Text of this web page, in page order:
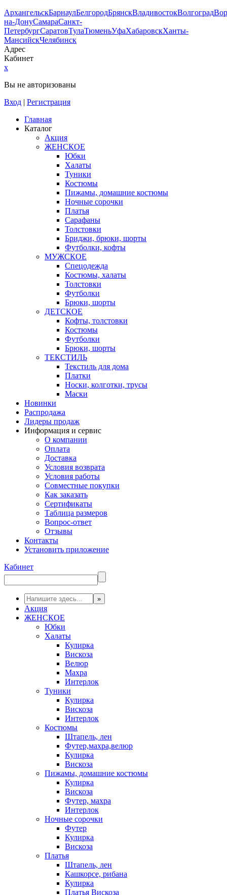
АрхангельскБарнаулБелгородБрянскВладивостокВолгоград
на-ДонуСамараСанкт-
ПетербургСаратовТулаТюменьУфаХабаровскХанты-
МансийскЧелябинск
Адрес
Кабинет
x
Вы не авторизованы
Вход | Регистрация
Главная
Каталог
Акция
ЖЕНСКОЕ
Юбки
Халаты
Туники
Костюмы
Пижамы, домашние костюмы
Ночные сорочки
Платья
Сарафаны
Толстовки
Бриджи, брюки, шорты
Футболки, кофты
МУЖСКОЕ
Спецодежда
Костюмы, халаты
Толстовки
Футболки
Брюки, шорты
ДЕТСКОЕ
Кофты, толстовки
Костюмы
Футболки
Брюки, шорты
ТЕКСТИЛЬ
Текстиль для дома
Платки
Носки, колготки, трусы
Маски
Новинки
Распродажа
Лидеры продаж
Информация и сервис
О компании
Оплата
Доставка
Условия возврата
Условия работы
Совместные покупки
Как заказать
Сертификаты
Таблица размеров
Вопрос-ответ
Отзывы
Контакты
Установить приложение
Кабинет
Акция
ЖЕНСКОЕ
Юбки
Халаты
Кулирка
Вискоза
Велюр
Махра
Интерлок
Туники
Кулирка
Вискоза
Интерлок
Костюмы
Штапель, лен
Футер,махра,велюр
Кулирка
Вискоза
Пижамы, домашние костюмы
Кулирка
Вискоза
Футер, махра
Интерлок
Ночные сорочки
Футер
Кулирка
Вискоза
Платья
Штапель, лен
Кашкорсе, рибана
Кулирка
Платья Вискоза